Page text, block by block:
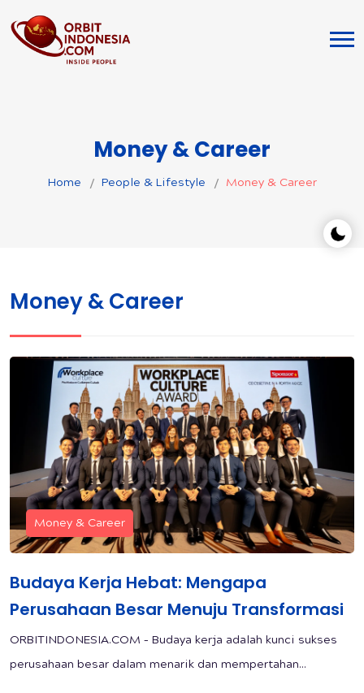
Money & Career
Home People & Lifestyle Money & Career
Money & Career
Money & Career
Budaya Kerja Hebat: Mengapa
Perusahaan Besar Menuju Transformasi
ORBITINDONESIA.COM – Budaya kerja adalah kunci sukses
perusahaan besar dalam menarik dan mempertahan...